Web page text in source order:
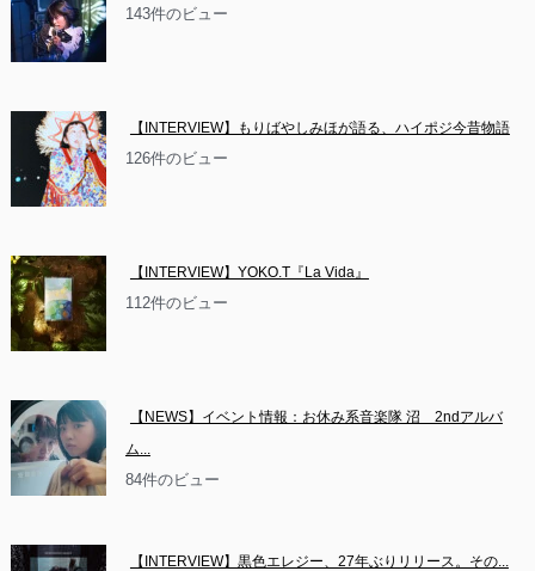
143件のビュー
【INTERVIEW】もりばやしみほが語る、ハイポジ今昔物語
126件のビュー
【INTERVIEW】YOKO.T『La Vida』
112件のビュー
【NEWS】イベント情報：お休み系音楽隊 沼　2ndアルバ
ム...
84件のビュー
【INTERVIEW】黒色エレジー、27年ぶりリリース。その...